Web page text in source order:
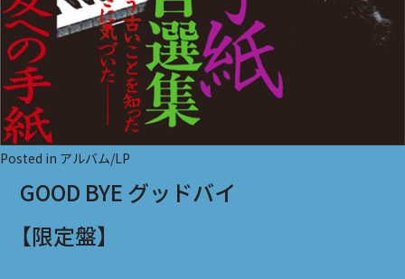
Posted in アルバム/LP
GOOD BYE グッドバイ
【限定盤】